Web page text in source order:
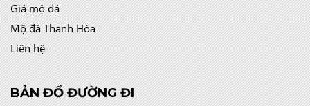
Giá mộ đá
Mộ đá Thanh Hóa
Liên hệ
BẢN ĐỒ ĐƯỜNG ĐI